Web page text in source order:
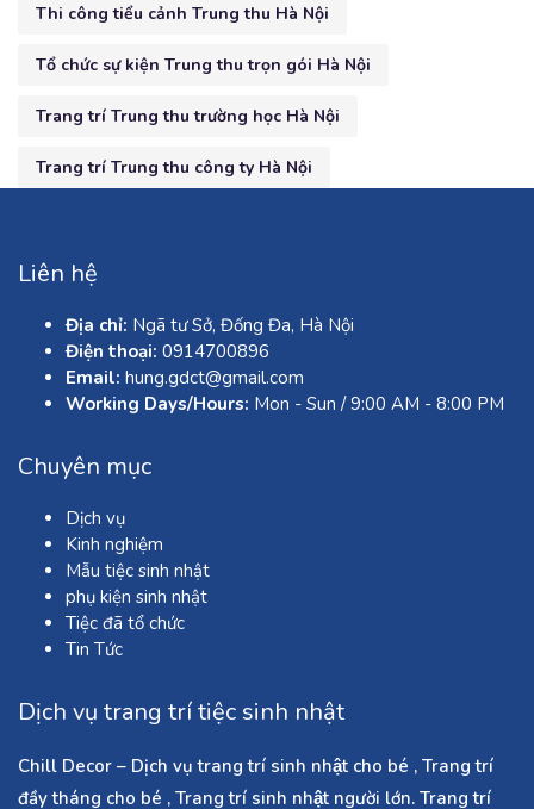
Thi công tiểu cảnh Trung thu Hà Nội
Tổ chức sự kiện Trung thu trọn gói Hà Nội
Trang trí Trung thu trường học Hà Nội
Trang trí Trung thu công ty Hà Nội
Liên hệ
Địa chỉ: Ngã tư Sở, Đống Đa, Hà Nội
Điện thoại: 0914700896
Email: hung.gdct@gmail.com
Working Days/Hours: Mon - Sun / 9:00 AM - 8:00 PM
Chuyên mục
Dịch vụ
Kinh nghiệm
Mẫu tiệc sinh nhật
phụ kiện sinh nhật
Tiệc đã tổ chức
Tin Tức
Dịch vụ trang trí tiệc sinh nhật
Chill Decor – Dịch vụ trang trí sinh nhật cho bé , Trang trí
đầy tháng cho bé , Trang trí sinh nhật người lớn. Trang trí